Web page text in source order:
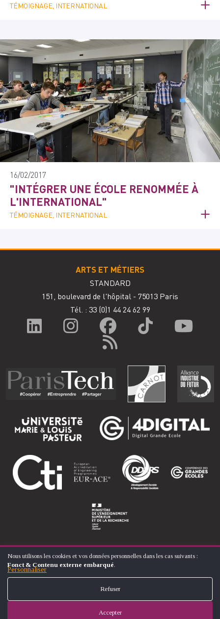
TÉMOIGNAGE, INTERNATIONAL
16/02/2017
"INTÉGRER UNE ÉCOLE RENOMMÉE À
L'INTERNATIONAL"
TÉMOIGNAGE, INTERNATIONAL
ARTS ET MÉTIERS
STANDARD
151, boulevard de l'hôpital - 75013 Paris
Tél. : 33 (0)1 44 24 62 99
© ÉCOLE NATIONALE SUPÉRIEURE D'ARTS ET MÉTIERS
MENTIONS LÉGALES
UTILISATION
DES
DONNÉES
DES
Nous utilisons les cookies et vos données personnelles dans les cas suivants :
Fonct & Contenu externe embarqué.
Personnaliser
Refuser
Accepter